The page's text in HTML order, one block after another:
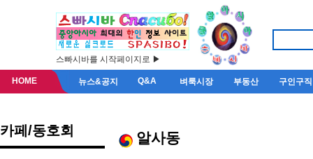
스빠시바를 시작페이지로 ▶
HOME 뉴스&공지 Q&A 벼룩시장 부동산 구인구직
카페/동호회 알사동